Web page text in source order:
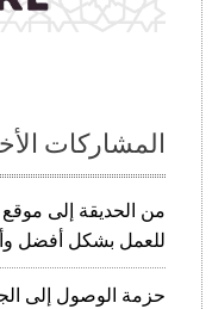
المشاركات
من الحديقة إلى
للعمل بشكل أفضل
حزمة الوصول إلى